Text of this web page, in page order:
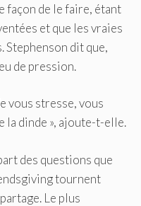
façon de le faire, étant
et que les vraies
Stephenson dit que,
de pression.
vous stresse, vous
la dinde », ajoute-t-elle.
des questions que
tournent
Le plus